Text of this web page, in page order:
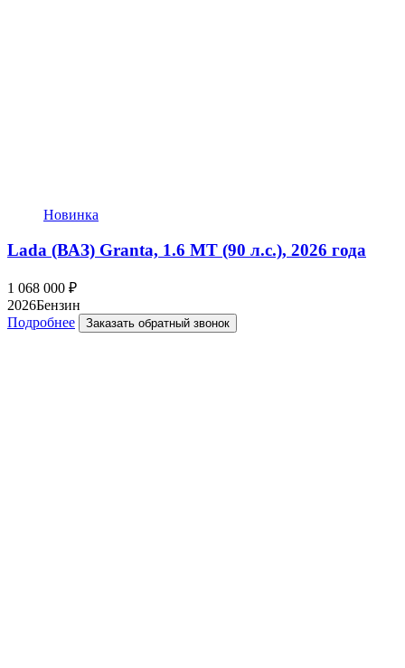
Новинка
Lada (ВАЗ) Granta, 1.6 MT (90 л.с.), 2026 года
1 068 000 ₽
2026Бензин
Подробнее
Заказать обратный звонок